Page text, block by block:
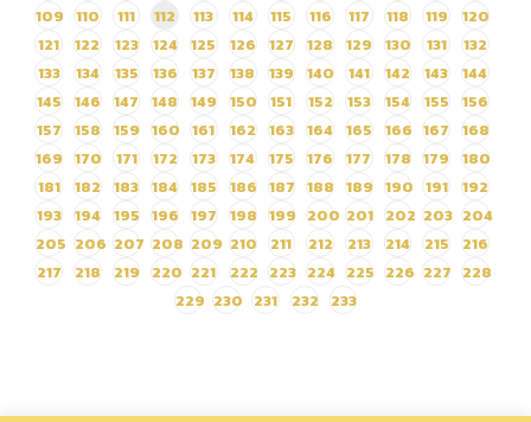
109 110 111 112 113 114 115 116 117 118 119
120
121
122 123 124 125 126 127 128 129 130 131
132
133
134 135 136 137 138 139 140 141 142 143
144
145
146 147 148 149 150 151 152 153 154 155
156
157
158 159 160 161 162 163 164 165 166 167
168
169 170 171 172 173 174 175 176 177 178 179
180
181
182 183 184 185 186 187 188 189 190 191
192
193 194 195 196 197 198 199 200 201 202 203 204
205 206 207 208 209 210 211 212 213 214 215
216
217
218 219 220 221 222 223 224 225 226 227 228
229 230 231 232 233